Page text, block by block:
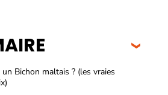
Bichon maltais ? (les vraies